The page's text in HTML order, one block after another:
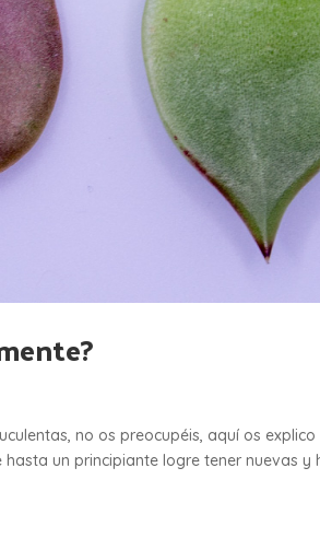
no os preocupéis, aquí os
un principiante logre tener nuevas y